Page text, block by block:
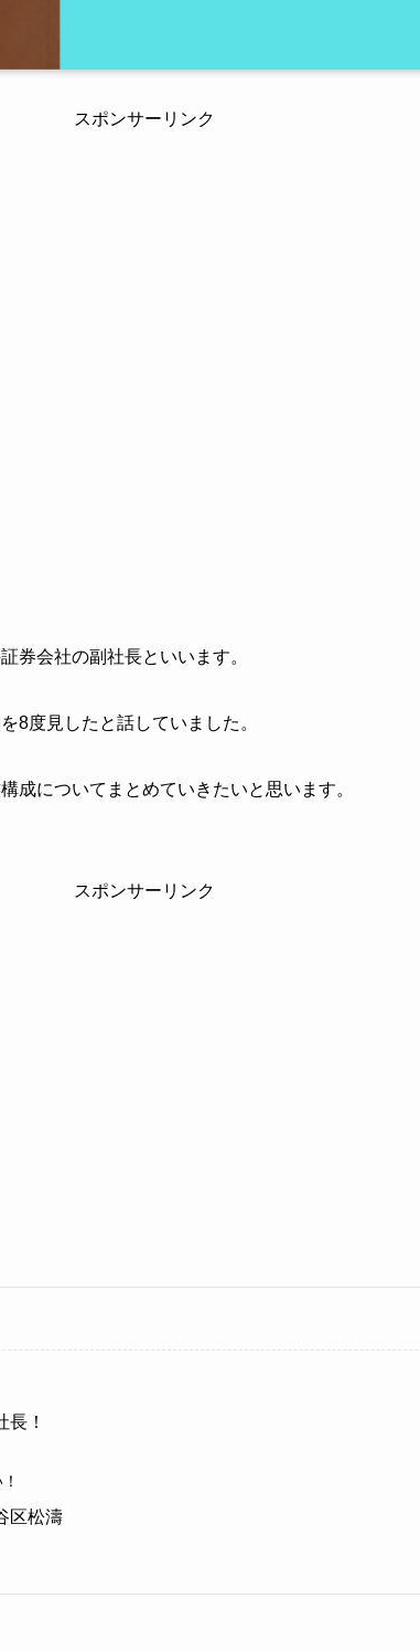
スポンサーリンク
券会社の副社長といいます。
8度見したと話していました。
成についてまとめていきたいと思います。
スポンサーリンク
！
区松濤